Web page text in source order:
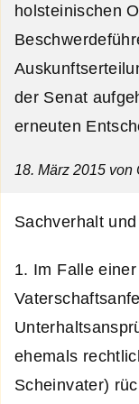
holsteinischen
der Senat
erneuten
18. März 2015 von
Sachverhalt
1. Im Falle
ehemals
Scheinvater)